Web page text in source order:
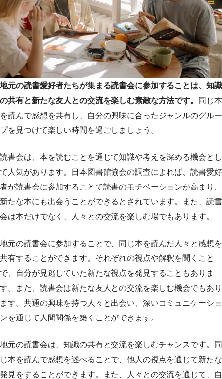
地元の読書愛好者たちが集まる読書会に参加することは、知識
の共有と新たな友人との交流を楽しむ素敵な方法です。
同じ本
を読んで感想を共有し、自分の興味に合ったジャンルのグルー
プを見つけて楽しい時間を過ごしましょう。
読書会は、本を読むことを通じて知識や考えを深める機会とし
て人気があります。日本図書館協会の調査によれば、読書愛好
者が読書会に参加することで読書のモチベーションが高まり、
新たな本にも出会うことができるとされています。また、読書
会は本だけでなく、人々との交流を楽しむ場でもあります。
地元の読書会に参加することで、同じ本を読んだ人々と感想を
共有することができます。それぞれの視点や解釈を聞くこと
で、自分が見逃していた新たな視点を発見することもありま
す。また、読書会は新たな友人との交流を楽しむ機会でもあり
ます。共通の興味を持つ人々と出会い、深いコミュニケーショ
ンを通じて人間関係を築くことができます。
地元の読書会は、知識の共有と交流を楽しむチャンスです。同
じ本を読んで感想を述べることで、他人の視点を通じて新たな
発見をすることができます。また、人々との交流を通じて、自